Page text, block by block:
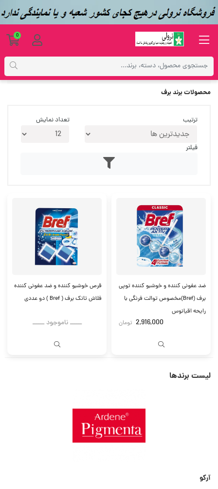
محصولات برند برف
ترتیب تعداد نمایش
فیلتر
ضد عفونی کننده و خوشبو کننده توپی
برف (Bref)مخصوص توالت فرنگی با
رایحه اقیانوس
2,916,000 تومان
قرص خوشبو کننده و ضد عفونی کننده
فلاش تانک برف ( Bref ) دو عددی
ــــــ ناموجود ــــــ
لیست برندها
آرکو
0